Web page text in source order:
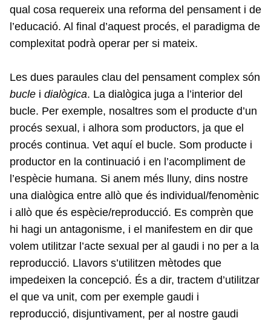
qual cosa requereix una reforma del pensament i de
l’educació. Al final d’aquest procés, el paradigma de
complexitat podrà operar per si mateix.
Les dues paraules clau del pensament complex són
bucle i dialògica. La dialògica juga a l’interior del
bucle. Per exemple, nosaltres som el producte d’un
procés sexual, i alhora som productors, ja que el
procés continua. Vet aquí el bucle. Som producte i
productor en la continuació i en l’acompliment de
l’espècie humana. Si anem més lluny, dins nostre
una dialògica entre allò que és individual/fenomènic
i allò que és espècie/reproducció. Es comprèn que
hi hagi un antagonisme, i el manifestem en dir que
volem utilitzar l’acte sexual per al gaudi i no per a la
reproducció. Llavors s’utilitzen mètodes que
impedeixen la concepció. És a dir, tractem d’utilitzar
el que va unit, com per exemple gaudi i
reproducció, disjuntivament, per al nostre gaudi